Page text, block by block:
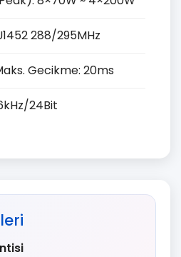
288/295MHz
Gecikme: 20ms
24Bit